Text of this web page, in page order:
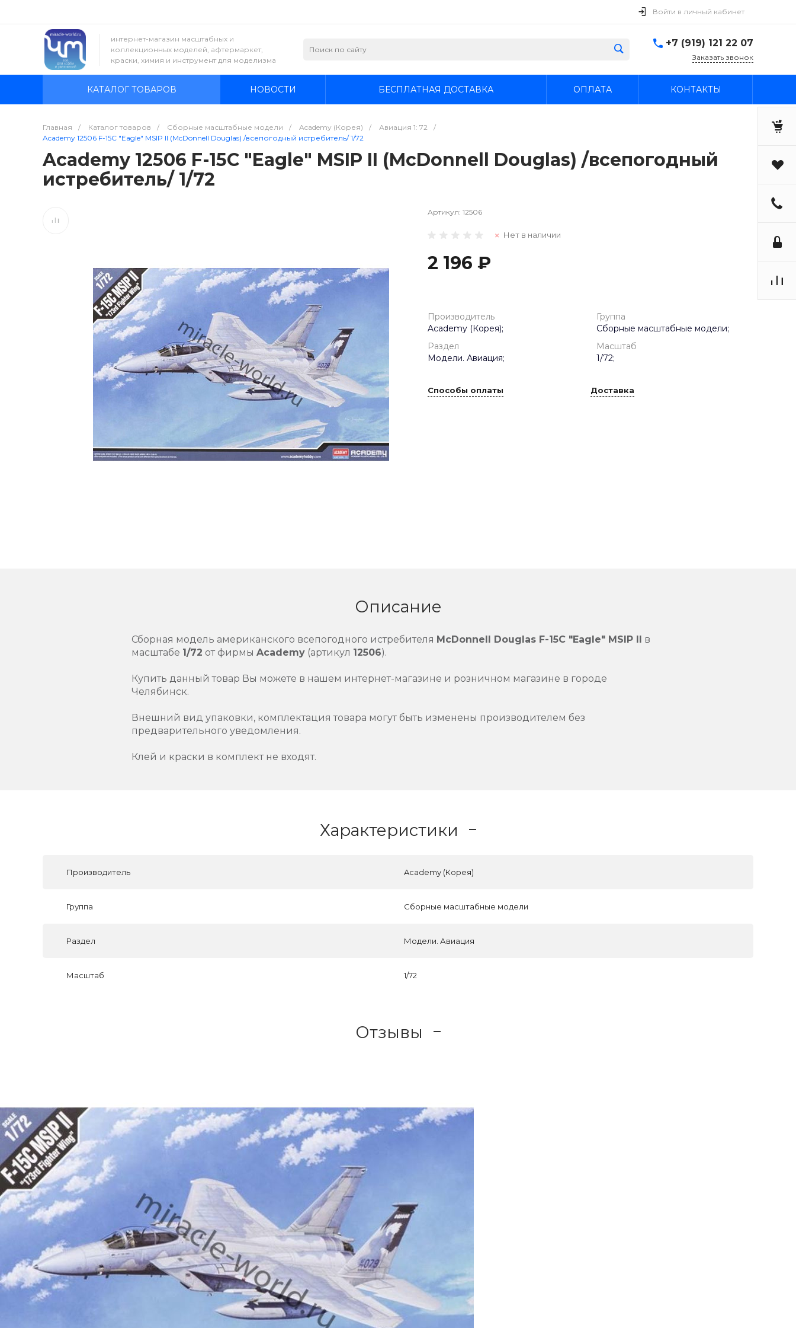
Войти в личный кабинет
интернет-магазин масштабных и
коллекционных моделей, афтермаркет,
краски, химия и инструмент для моделизма
+7 (919) 121 22 07
Заказать звонок
КАТАЛОГ ТОВАРОВ НОВОСТИ БЕСПЛАТНАЯ ДОСТАВКА ОПЛАТА КОНТАКТЫ
Главная / Каталог товаров / Сборные масштабные модели / Academy (Корея) / Авиация 1: 72
/
Academy 12506 F-15C "Eagle" MSIP II (McDonnell Douglas) /всепогодный истребитель/ 1/72
Academy 12506 F-15C "Eagle" MSIP II (McDonnell Douglas) /всепогодный
истребитель/ 1/72
Артикул: 12506
Нет в наличии
2 196 ₽
Производитель
Academy (Корея);
Группа
Сборные масштабные модели;
Раздел
Модели. Авиация;
Масштаб
1/72;
Способы оплаты Доставка
Описание
Сборная модель американского всепогодного истребителя McDonnell Douglas F-15C "Eagle" MSIP II в
масштабе 1/72 от фирмы Academy (артикул 12506).
Купить данный товар Вы можете в нашем интернет-магазине и розничном магазине в городе
Челябинск.
Внешний вид упаковки, комплектация товара могут быть изменены производителем без
предварительного уведомления.
Клей и краски в комплект не входят.
Характеристики
Производитель Academy (Корея)
Группа Сборные масштабные модели
Раздел Модели. Авиация
Масштаб 1/72
Отзывы